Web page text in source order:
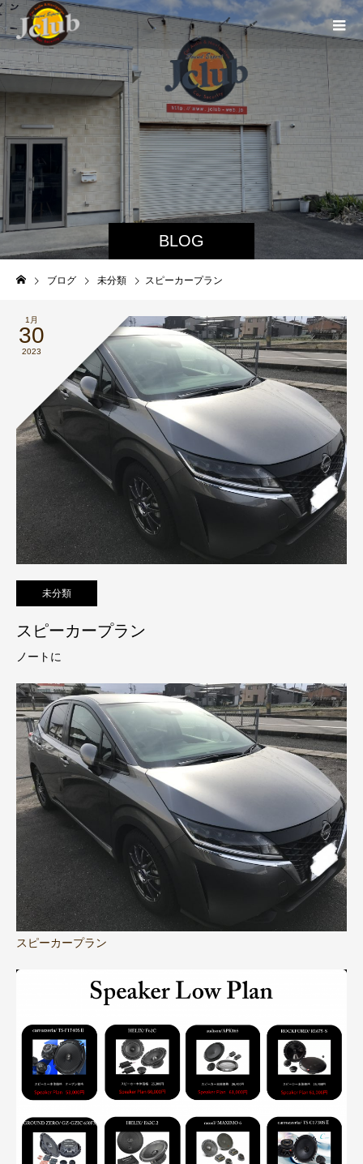
BLOG
ブログ 未分類 スピーカープラン
1月
30
2023
未分類
スピーカープラン
ノートに
スピーカープラン